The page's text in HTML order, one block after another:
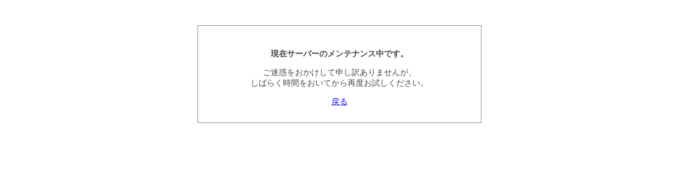
現在サーバーのメンテナンス中です。
ご迷惑をおかけして申し訳ありませんが、
しばらく時間をおいてから再度お試しください。
戻る